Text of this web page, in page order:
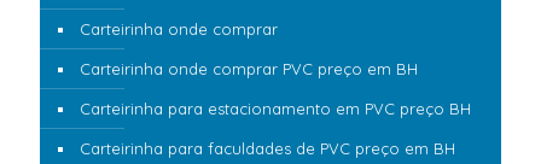
Carteirinha onde comprar
Carteirinha onde comprar PVC preço em BH
Carteirinha para estacionamento em PVC preço BH
Carteirinha para faculdades de PVC preço em BH